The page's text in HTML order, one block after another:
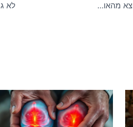
איש מקצוע חושף למה מיקרוצמנט יוצא מהאופנה ומה יחליף אותו בבית שלך